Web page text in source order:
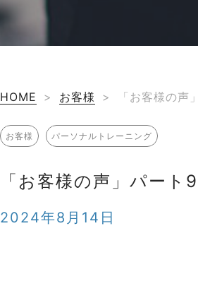
HOME > お客様 > 「お客様の声
お客様 パーソナルトレーニング
「お客様の声」パート
2024年8月14日